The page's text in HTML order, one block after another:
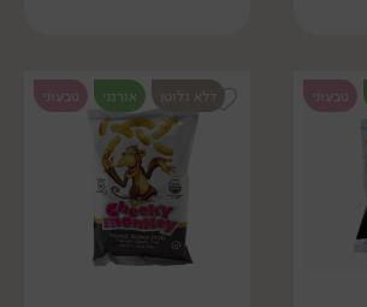
טבעוני ללא גלוטן אורגני טבעוני